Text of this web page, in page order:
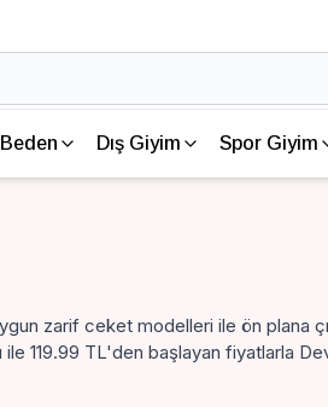
Dış Giyim Spor Giyim
zarif ceket modelleri ile ön plana
119.99 TL'den başlayan fiyatlarla